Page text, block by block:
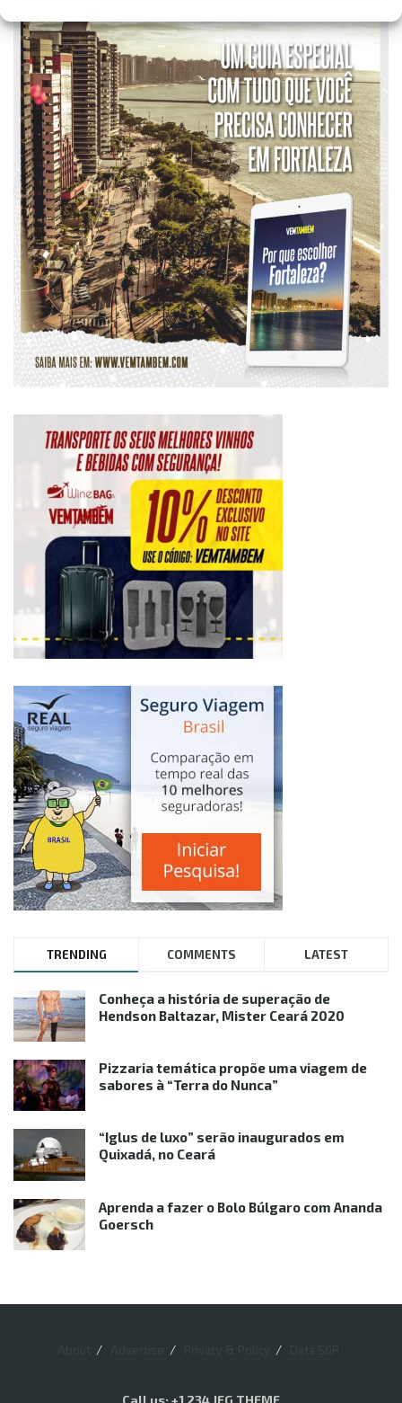
TRENDING COMMENTS LATEST
Conheça a história de superação de
Hendson Baltazar, Mister Ceará 2020
Pizzaria temática propõe uma viagem de
sabores à “Terra do Nunca”
“Iglus de luxo” serão inaugurados em
Quixadá, no Ceará
Aprenda a fazer o Bolo Búlgaro com Ananda
Goersch
Call us: +1 234 JEG THEME